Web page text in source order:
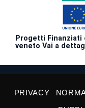
Progetti Finanziati
veneto Vai a
PRIVACY